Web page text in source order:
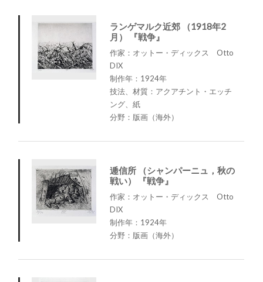
ランゲマルク近郊 （1918年2
月） 『戦争』
作家：オットー・ディックス Otto
DIX
制作年：1924年
技法、材質：アクアチント・エッチ
ング、紙
分野：版画（海外）
逓信所 （シャンパーニュ，秋の
戦い） 『戦争』
作家：オットー・ディックス Otto
DIX
制作年：1924年
分野：版画（海外）